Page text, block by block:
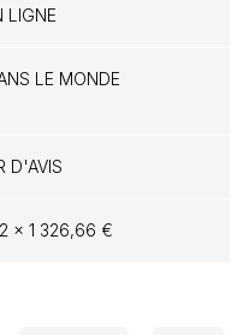
LIGNE
LE MONDE
D'AVIS
x 1 326,66 €